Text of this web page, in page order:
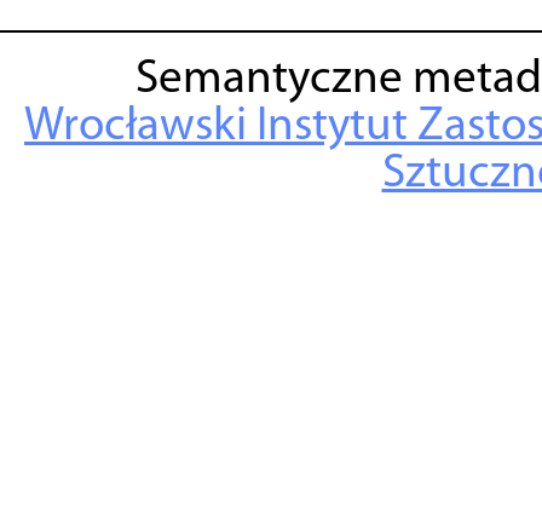
Semantyczne
Wrocławski Instytut